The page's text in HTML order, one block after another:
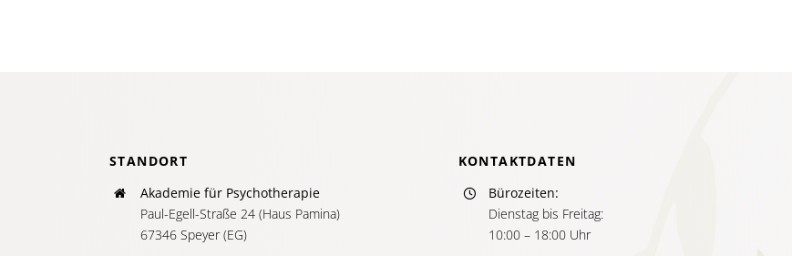
STANDORT
Akademie für Psychotherapie
Paul-Egell-Straße 24 (Haus Pamina)
67346 Speyer (EG)
KONTAKTDATEN
Bürozeiten:
Dienstag bis Freitag:
10:00 – 18:00 Uhr